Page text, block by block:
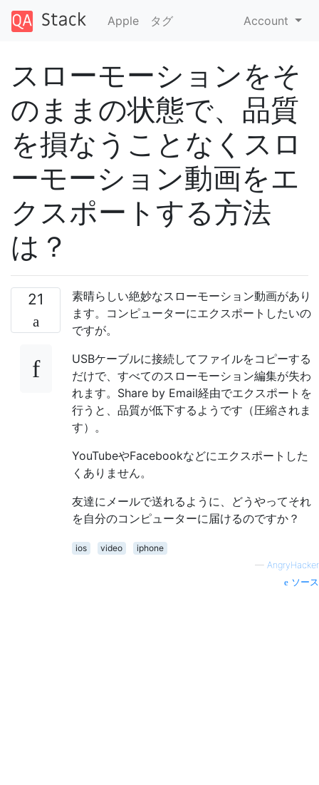
Apple タグ Account
スローモーションをそ
のままの状態で、品質
を損なうことなくスロ
ーモーション動画をエ
クスポートする方法
は？
21
素晴らしい絶妙なスローモーション動画があり
ます。コンピューターにエクスポートしたいの
ですが。
USBケーブルに接続してファイルをコピーする
だけで、すべてのスローモーション編集が失わ
れます。Share by Email経由でエクスポートを
行うと、品質が低下するようです（圧縮されま
す）。
YouTubeやFacebookなどにエクスポートした
くありません。
友達にメールで送れるように、どうやってそれ
を自分のコンピューターに届けるのですか？
ios video
iphone
— AngryHacker
ソース